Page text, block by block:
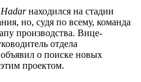
находился на стадии
но, судя по всему, команда
производства. Вице-
отдела
о поиске новых
проектом.